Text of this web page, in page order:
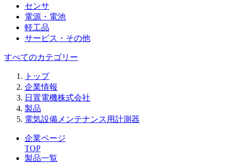
センサ
電源・電池
軽工品
サービス・その他
すべてのカテゴリー
トップ
企業情報
日置電機株式会社
製品
電気設備メンテナンス用計測器
企業ページ
TOP
製品一覧